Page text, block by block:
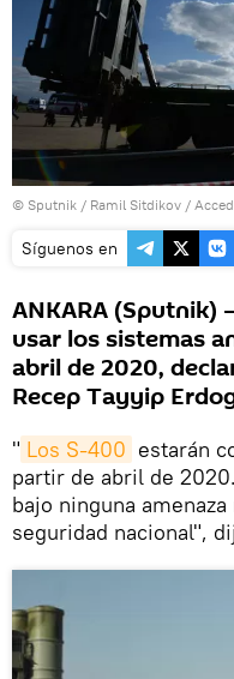
© Sputnik / Ramil Sitdikov /
Síguenos en
ANKARA (Sputnik)
usar los sistemas
abril de 2020,
Recep Tayyip
" Los S-400 estarán
partir de abril de
bajo ninguna
seguridad nacional",